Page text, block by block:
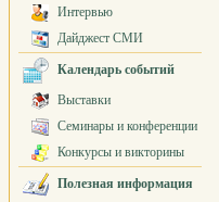
Интервью
Дайджест СМИ
Календарь событий
Выставки
Семинары и конференции
Конкурсы и викторины
Полезная информация